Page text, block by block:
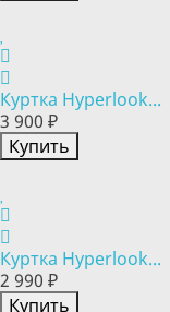
Куртка Hyperlook...
3 900 ₽
Купить
Куртка Hyperlook...
2 990 ₽
Купить